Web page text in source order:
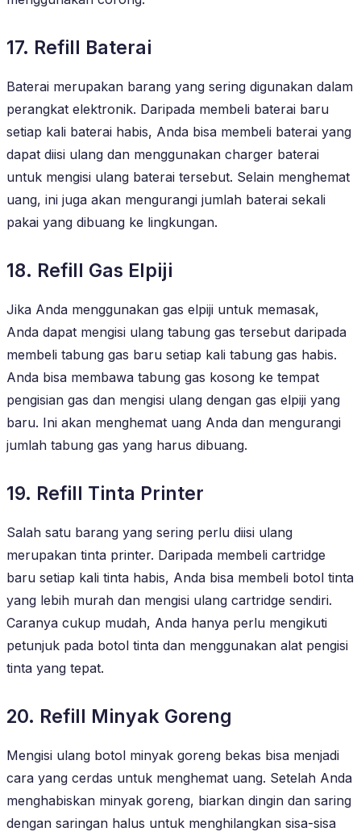
17. Refill Baterai
Baterai merupakan barang yang sering digunakan dalam
perangkat elektronik. Daripada membeli baterai baru
setiap kali baterai habis, Anda bisa membeli baterai yang
dapat diisi ulang dan menggunakan charger baterai
untuk mengisi ulang baterai tersebut. Selain menghemat
uang, ini juga akan mengurangi jumlah baterai sekali
pakai yang dibuang ke lingkungan.
18. Refill Gas Elpiji
Jika Anda menggunakan gas elpiji untuk memasak,
Anda dapat mengisi ulang tabung gas tersebut daripada
membeli tabung gas baru setiap kali tabung gas habis.
Anda bisa membawa tabung gas kosong ke tempat
pengisian gas dan mengisi ulang dengan gas elpiji yang
baru. Ini akan menghemat uang Anda dan mengurangi
jumlah tabung gas yang harus dibuang.
19. Refill Tinta Printer
Salah satu barang yang sering perlu diisi ulang
merupakan tinta printer. Daripada membeli cartridge
baru setiap kali tinta habis, Anda bisa membeli botol tinta
yang lebih murah dan mengisi ulang cartridge sendiri.
Caranya cukup mudah, Anda hanya perlu mengikuti
petunjuk pada botol tinta dan menggunakan alat pengisi
tinta yang tepat.
20. Refill Minyak Goreng
Mengisi ulang botol minyak goreng bekas bisa menjadi
cara yang cerdas untuk menghemat uang. Setelah Anda
menghabiskan minyak goreng, biarkan dingin dan saring
dengan saringan halus untuk menghilangkan sisa-sisa